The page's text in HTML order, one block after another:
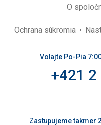
O
Ochrana súkromia
Volajte Po-Pia
+421 2
Zastupujeme takmer